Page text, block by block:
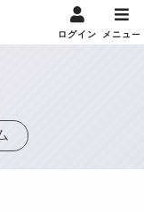
ログイン メニュー